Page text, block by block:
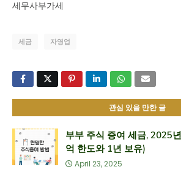
세무사부가세
세금 자영업
관심 있을 만한 글
부부 주식 증여 세금, 2025
억 한도와 1년 보유)
April 23, 2025